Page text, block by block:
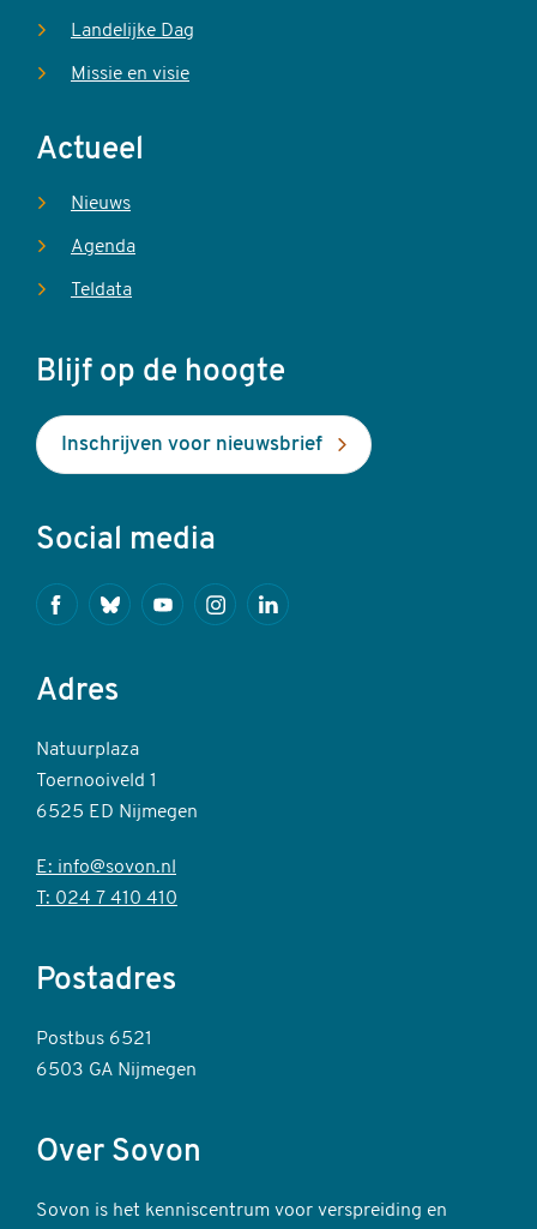
Landelijke Dag
Missie en visie
Actueel
Nieuws
Agenda
Teldata
Blijf op de hoogte
Inschrijven voor nieuwsbrief
Social media
FacebookBlueskyYoutubeInstagramLinkedin
Adres
Natuurplaza
Toernooiveld 1
6525 ED Nijmegen
E: info@sovon.nl
T: 024 7 410 410
Postadres
Postbus 6521
6503 GA Nijmegen
Over Sovon
Sovon is het kenniscentrum voor verspreiding en